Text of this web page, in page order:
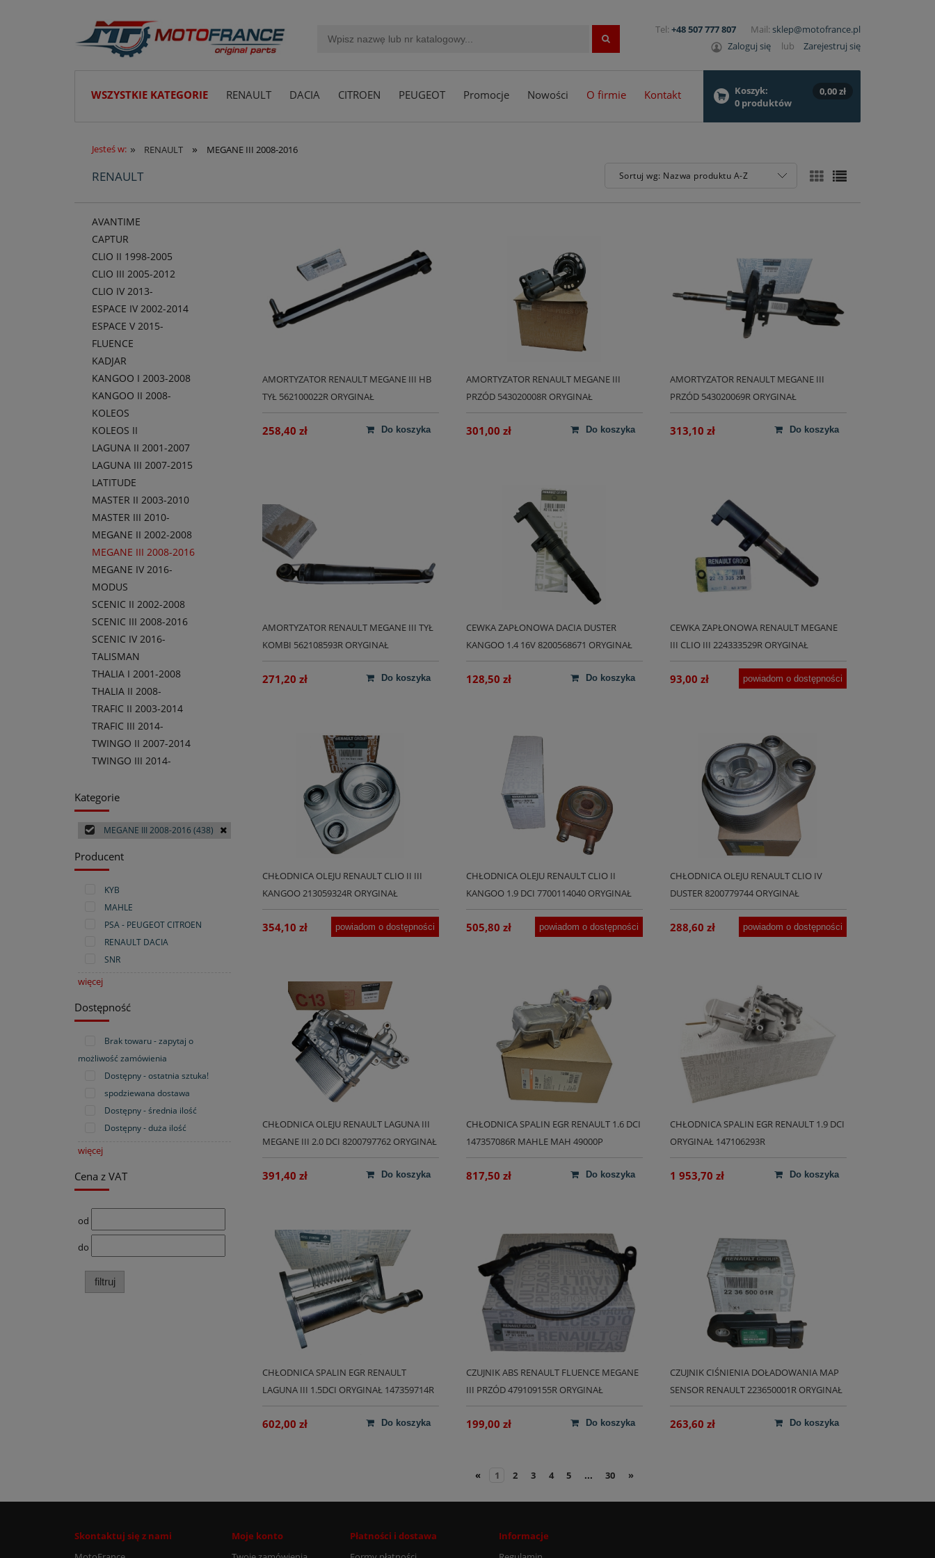
Tel: +48 507 777 807 Mail: sklep@motofrance.pl
Zaloguj się
lub Zarejestruj się
WSZYSTKIE KATEGORIE RENAULT DACIA CITROEN PEUGEOT Promocje Nowości O firmie Kontakt
Koszyk:
0 produktów
0,00 zł
Jesteś w: » RENAULT » MEGANE III 2008-2016
RENAULT
AVANTIME
CAPTUR
CLIO II 1998-2005
CLIO III 2005-2012
CLIO IV 2013-
ESPACE IV 2002-2014
ESPACE V 2015-
FLUENCE
KADJAR
KANGOO I 2003-2008
KANGOO II 2008-
KOLEOS
KOLEOS II
LAGUNA II 2001-2007
LAGUNA III 2007-2015
LATITUDE
MASTER II 2003-2010
MASTER III 2010-
MEGANE II 2002-2008
MEGANE III 2008-2016
MEGANE IV 2016-
MODUS
SCENIC II 2002-2008
SCENIC III 2008-2016
SCENIC IV 2016-
TALISMAN
THALIA I 2001-2008
THALIA II 2008-
TRAFIC II 2003-2014
TRAFIC III 2014-
TWINGO II 2007-2014
TWINGO III 2014-
Kategorie
MEGANE III 2008-2016 (438)
Producent
KYB
MAHLE
PSA - PEUGEOT CITROEN
RENAULT DACIA
SNR
więcej
Dostępność
Brak towaru - zapytaj o
możliwość zamówienia
Dostępny - ostatnia sztuka!
spodziewana dostawa
Dostępny - średnia ilość
Dostępny - duża ilość
więcej
Cena z VAT
od
do
filtruj
Sortuj wg: Nazwa produktu A-Z
AMORTYZATOR RENAULT MEGANE III HB
TYŁ 562100022R ORYGINAŁ
258,40 zł do koszyka
AMORTYZATOR RENAULT MEGANE III
PRZÓD 543020008R ORYGINAŁ
301,00 zł do koszyka
AMORTYZATOR RENAULT MEGANE III
PRZÓD 543020069R ORYGINAŁ
313,10 zł do koszyka
AMORTYZATOR RENAULT MEGANE III TYŁ
KOMBI 562108593R ORYGINAŁ
271,20 zł do koszyka
CEWKA ZAPŁONOWA DACIA DUSTER
KANGOO 1.4 16V 8200568671 ORYGINAŁ
128,50 zł do koszyka
CEWKA ZAPŁONOWA RENAULT MEGANE
III CLIO III 224333529R ORYGINAŁ
93,00 zł powiadom o dostępności
CHŁODNICA OLEJU RENAULT CLIO II III
KANGOO 213059324R ORYGINAŁ
354,10 zł powiadom o dostępności
CHŁODNICA OLEJU RENAULT CLIO II
KANGOO 1.9 DCI 7700114040 ORYGINAŁ
505,80 zł powiadom o dostępności
CHŁODNICA OLEJU RENAULT CLIO IV
DUSTER 8200779744 ORYGINAŁ
288,60 zł powiadom o dostępności
CHŁODNICA OLEJU RENAULT LAGUNA III
MEGANE III 2.0 DCI 8200797762 ORYGINAŁ
391,40 zł do koszyka
CHŁODNICA SPALIN EGR RENAULT 1.6 DCI
147357086R MAHLE MAH 49000P
817,50 zł do koszyka
CHŁODNICA SPALIN EGR RENAULT 1.9 DCI
ORYGINAŁ 147106293R
1 953,70 zł do koszyka
CHŁODNICA SPALIN EGR RENAULT
LAGUNA III 1.5DCI ORYGINAŁ 147359714R
602,00 zł do koszyka
CZUJNIK ABS RENAULT FLUENCE MEGANE
III PRZÓD 479109155R ORYGINAŁ
199,00 zł do koszyka
CZUJNIK CIŚNIENIA DOŁADOWANIA MAP
SENSOR RENAULT 223650001R ORYGINAŁ
263,60 zł do koszyka
« 1 2 3 4 5 ... 30 »
Skontaktuj się z nami
Moje konto
Płatności i dostawa
Informacje